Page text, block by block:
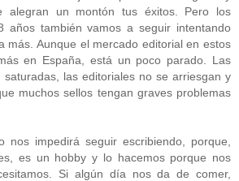
alegran un montón tus éxitos. Pero los
años también vamos a seguir intentando
más. Aunque el mercado editorial en estos
en España, está un poco parado. Las
saturadas, las editoriales no se arriesgan y
muchos sellos tengan graves problemas
nos impedirá seguir escribiendo, porque,
es un hobby y lo hacemos porque nos
Si algún día nos da de comer,